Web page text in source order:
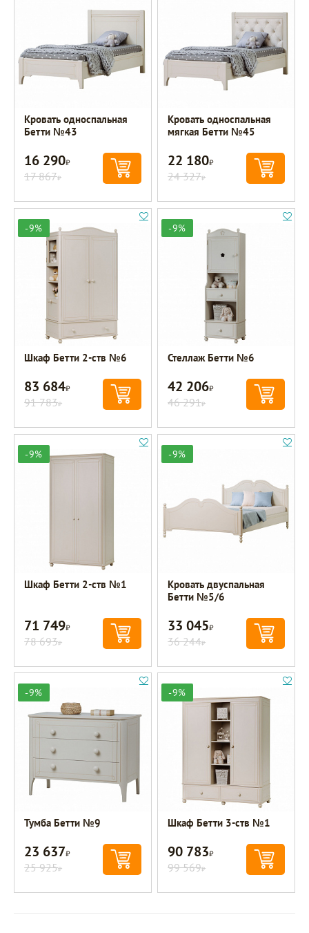
Кровать односпальная
Бетти №43
16 290Р
17 867Р
Кровать односпальная
мягкая Бетти №45
22 180Р
24 327Р
-9%
Шкаф Бетти 2-ств №6
83 684Р
91 783Р
-9%
Стеллаж Бетти №6
42 206Р
46 291Р
-9%
Шкаф Бетти 2-ств №1
71 749Р
78 693Р
-9%
Кровать двуспальная
Бетти №5/6
33 045Р
36 244Р
-9%
Тумба Бетти №9
23 637Р
25 925Р
-9%
Шкаф Бетти 3-ств №1
90 783Р
99 569Р